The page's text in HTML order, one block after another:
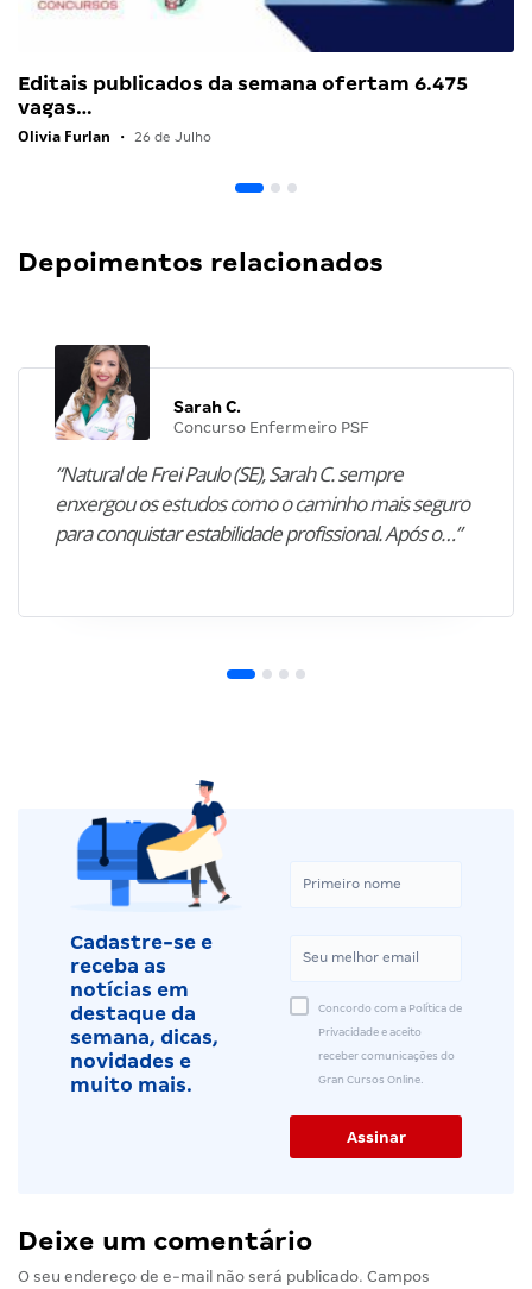
Editais publicados da semana ofertam 6.475
vagas…
Olivia Furlan • 26 de Julho
Depoimentos relacionados
Sarah C.
Concurso Enfermeiro PSF
“Natural de Frei Paulo (SE), Sarah C. sempre
enxergou os estudos como o caminho mais seguro
para conquistar estabilidade profissional. Após o…”
Cadastre-se e
receba as
notícias em
destaque da
semana, dicas,
novidades e
muito mais.
Concordo com a Política de
Privacidade e aceito
receber comunicações do
Gran Cursos Online.
Deixe um comentário
O seu endereço de e-mail não será publicado. Campos